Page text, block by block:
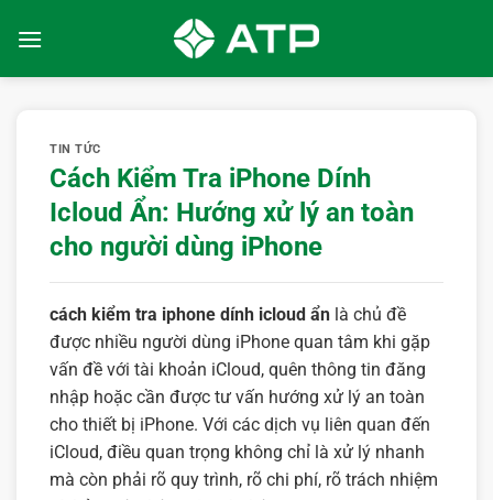
qua
TIN TỨC
Cách Kiểm Tra iPhone Dính
Icloud Ẩn: Hướng xử lý an toàn
cho người dùng iPhone
cách kiểm tra iphone dính icloud ẩn là chủ đề
được nhiều người dùng iPhone quan tâm khi gặp
vấn đề với tài khoản iCloud, quên thông tin đăng
nhập hoặc cần được tư vấn hướng xử lý an toàn
cho thiết bị iPhone. Với các dịch vụ liên quan đến
iCloud, điều quan trọng không chỉ là xử lý nhanh
mà còn phải rõ quy trình, rõ chi phí, rõ trách nhiệm